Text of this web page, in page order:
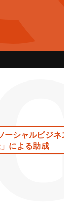
ーシャルビジネ
による助成